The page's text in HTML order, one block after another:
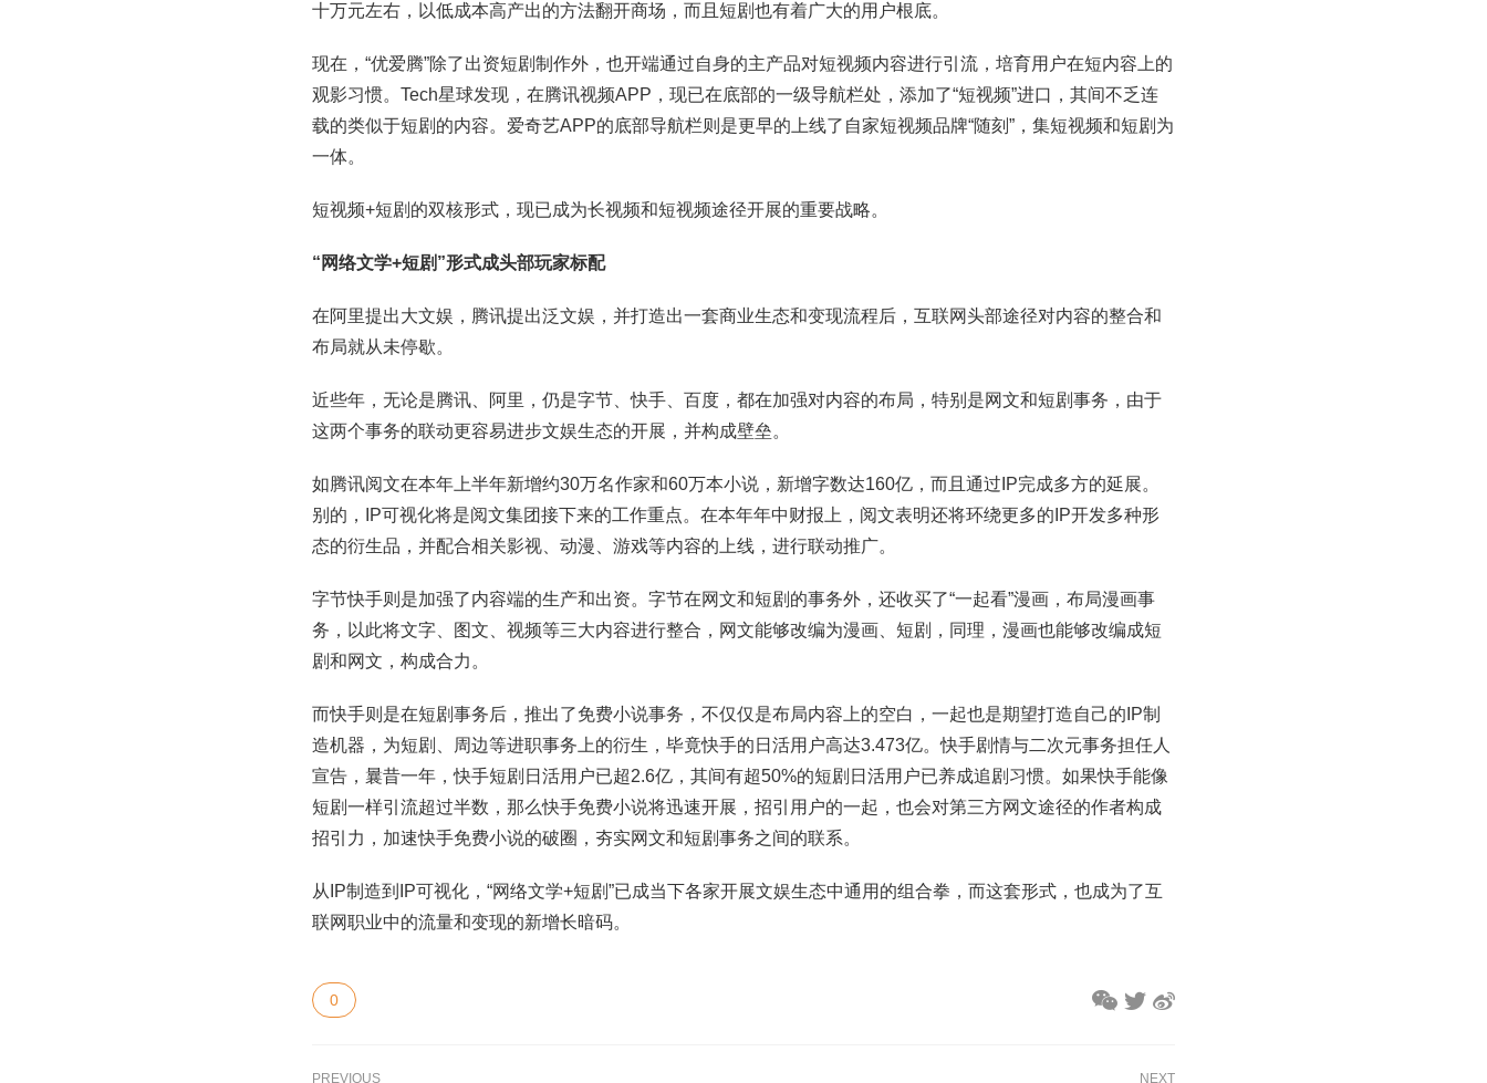
十万元左右，以低成本高产出的方法翻开商场，而且短剧也有着广大的用户根底。
现在，“优爱腾”除了出资短剧制作外，也开端通过自身的主产品对短视频内容进行引流，培育用户在短内容上的
观影习惯。Tech星球发现，在腾讯视频APP，现已在底部的一级导航栏处，添加了“短视频”进口，其间不乏连
载的类似于短剧的内容。爱奇艺APP的底部导航栏则是更早的上线了自家短视频品牌“随刻”，集短视频和短剧为
一体。
短视频+短剧的双核形式，现已成为长视频和短视频途径开展的重要战略。
“网络文学+短剧”形式成头部玩家标配
在阿里提出大文娱，腾讯提出泛文娱，并打造出一套商业生态和变现流程后，互联网头部途径对内容的整合和
布局就从未停歇。
近些年，无论是腾讯、阿里，仍是字节、快手、百度，都在加强对内容的布局，特别是网文和短剧事务，由于
这两个事务的联动更容易进步文娱生态的开展，并构成壁垒。
如腾讯阅文在本年上半年新增约30万名作家和60万本小说，新增字数达160亿，而且通过IP完成多方的延展。
别的，IP可视化将是阅文集团接下来的工作重点。在本年年中财报上，阅文表明还将环绕更多的IP开发多种形
态的衍生品，并配合相关影视、动漫、游戏等内容的上线，进行联动推广。
字节快手则是加强了内容端的生产和出资。字节在网文和短剧的事务外，还收买了“一起看”漫画，布局漫画事
务，以此将文字、图文、视频等三大内容进行整合，网文能够改编为漫画、短剧，同理，漫画也能够改编成短
剧和网文，构成合力。
而快手则是在短剧事务后，推出了免费小说事务，不仅仅是布局内容上的空白，一起也是期望打造自己的IP制
造机器，为短剧、周边等进职事务上的衍生，毕竟快手的日活用户高达3.473亿。快手剧情与二次元事务担任人
宣告，曩昔一年，快手短剧日活用户已超2.6亿，其间有超50%的短剧日活用户已养成追剧习惯。如果快手能像
短剧一样引流超过半数，那么快手免费小说将迅速开展，招引用户的一起，也会对第三方网文途径的作者构成
招引力，加速快手免费小说的破圈，夯实网文和短剧事务之间的联系。
从IP制造到IP可视化，“网络文学+短剧”已成当下各家开展文娱生态中通用的组合拳，而这套形式，也成为了互
联网职业中的流量和变现的新增长暗码。
0
PREVIOUS NEXT